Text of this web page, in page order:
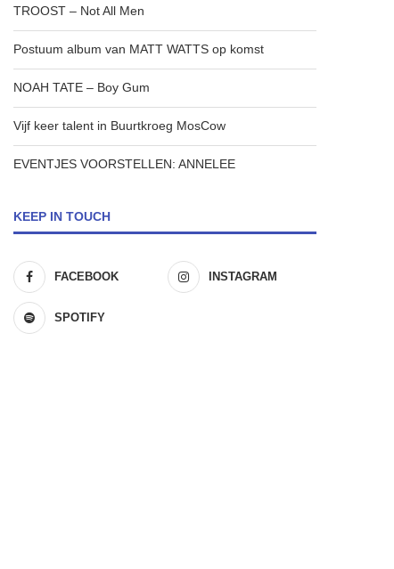
TROOST – Not All Men
Postuum album van MATT WATTS op komst
NOAH TATE – Boy Gum
Vijf keer talent in Buurtkroeg MosCow
EVENTJES VOORSTELLEN: ANNELEE
KEEP IN TOUCH
FACEBOOK INSTAGRAM
SPOTIFY